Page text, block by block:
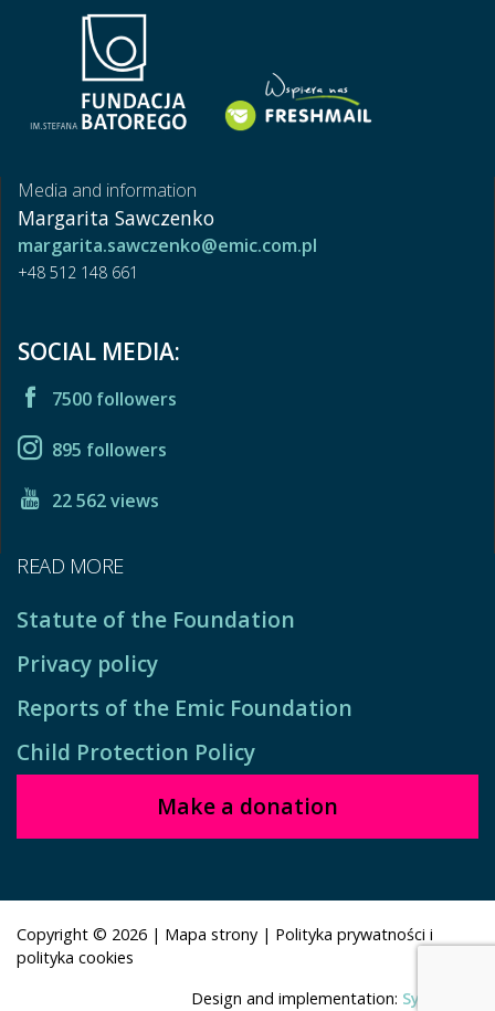
Media and information
Margarita Sawczenko
margarita.sawczenko@emic.com.pl
+48 512 148 661
SOCIAL MEDIA:
7500 followers
895 followers
22 562 views
READ MORE
Statute of the Foundation
Privacy policy
Reports of the Emic Foundation
Child Protection Policy
Make a donation
Copyright © 2026 | Mapa strony | Polityka prywatności i
polityka cookies
Design and implementation: Symbioza